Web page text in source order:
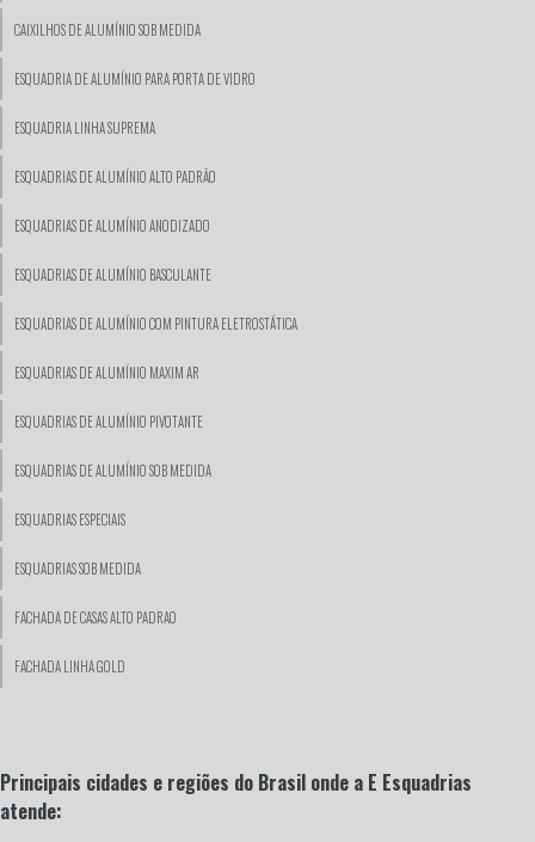
CAIXILHOS DE ALUMÍNIO SOB MEDIDA
ESQUADRIA DE ALUMÍNIO PARA PORTA DE VIDRO
ESQUADRIA LINHA SUPREMA
ESQUADRIAS DE ALUMÍNIO ALTO PADRÃO
ESQUADRIAS DE ALUMÍNIO ANODIZADO
ESQUADRIAS DE ALUMÍNIO BASCULANTE
ESQUADRIAS DE ALUMÍNIO COM PINTURA ELETROSTÁTICA
ESQUADRIAS DE ALUMÍNIO MAXIM AR
ESQUADRIAS DE ALUMÍNIO PIVOTANTE
ESQUADRIAS DE ALUMÍNIO SOB MEDIDA
ESQUADRIAS ESPECIAIS
ESQUADRIAS SOB MEDIDA
FACHADA DE CASAS ALTO PADRAO
FACHADA LINHA GOLD
FACHADAS DE CASAS COM ESQUADRIAS DE ALUMÍNIO
Principais cidades e regiões do Brasil onde a E Esquadrias
atende: